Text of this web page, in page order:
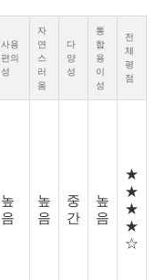
사용
편의
성
자
연
스
러
움
다
양
성
통
합
용
이
성
전
체
평
점
높
음
높
음
중
간
높
음
★
★
★
★
☆